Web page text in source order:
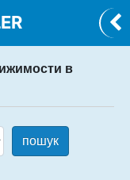
в
пошук